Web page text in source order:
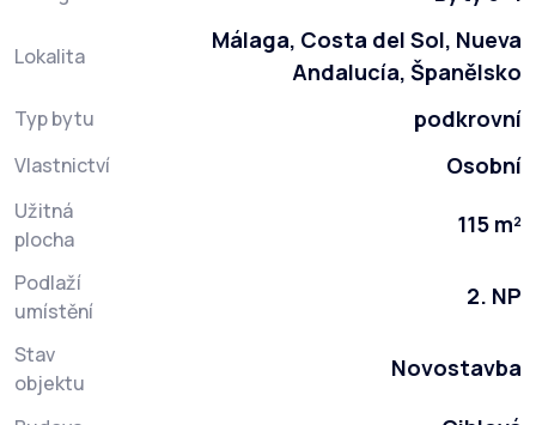
Lokalita
Málaga, Costa del Sol, Nueva
Andalucía, Španělsko
Typ bytu podkrovní
Vlastnictví Osobní
Užitná
plocha
115 m²
Podlaží
umístění
2. NP
Stav
objektu
Novostavba